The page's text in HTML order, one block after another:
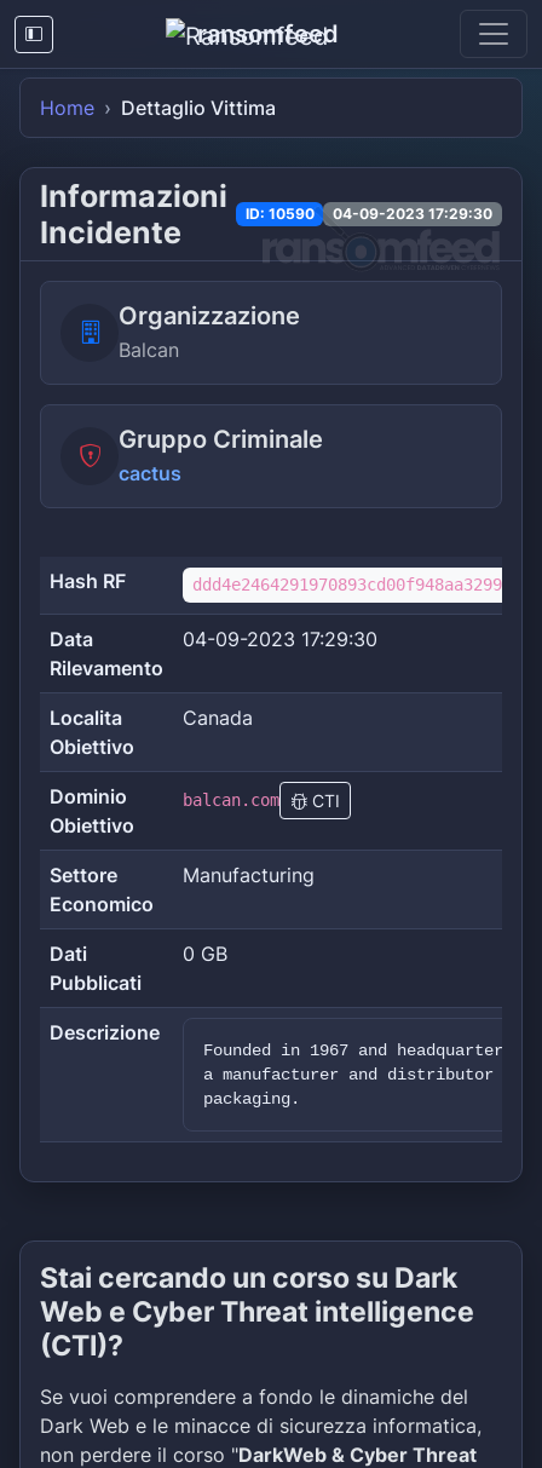
ransomfeed
Home Dettaglio Vittima
Informazioni
Incidente
ID: 10590 04-09-2023 17:29:30
Organizzazione
Balcan
Gruppo Criminale
cactus
Hash RF
Data
Rilevamento
04-09-2023 17:29:30
Localita
Obiettivo
Canada
Dominio
Obiettivo
balcan.com CTI
Settore
Economico
Manufacturing
Dati
Pubblicati
0 GB
Descrizione
Founded in 1967 and
a manufacturer and distributor
packaging.
Stai cercando un corso su Dark
Web e Cyber Threat intelligence
(CTI)?
Se vuoi comprendere a fondo le dinamiche del
Dark Web e le minacce di sicurezza informatica,
non perdere il corso "DarkWeb & Cyber Threat